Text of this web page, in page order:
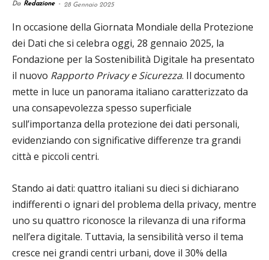
Da Redazione - 28 Gennaio 2025
In occasione della Giornata Mondiale della Protezione
dei Dati che si celebra oggi, 28 gennaio 2025, la
Fondazione per la Sostenibilità Digitale ha presentato
il nuovo Rapporto Privacy e Sicurezza. Il documento
mette in luce un panorama italiano caratterizzato da
una consapevolezza spesso superficiale
sull’importanza della protezione dei dati personali,
evidenziando con significative differenze tra grandi
città e piccoli centri.
Stando ai dati: quattro italiani su dieci si dichiarano
indifferenti o ignari del problema della privacy, mentre
uno su quattro riconosce la rilevanza di una riforma
nell’era digitale. Tuttavia, la sensibilità verso il tema
cresce nei grandi centri urbani, dove il 30% della